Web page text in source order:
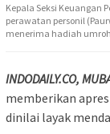
Kepala Seksi Keuangan
perawatan personil
menerima hadiah
INDODAILY.CO,
memberikan
dinilai layak